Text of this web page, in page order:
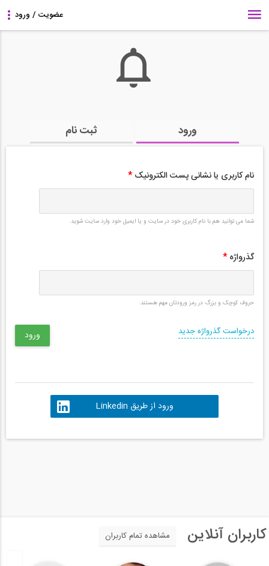
ورود ثبت نام
نام کاربری یا نشانی پست الکترونیک *
شما می توانید هم با نام کاربری خود در سایت و یا ایمیل خود وارد سایت شوید.
گذرواژه *
حروف کوچک و بزرگ در رمز ورودتان مهم هستند.
درخواست گذرواژه جدید
ورود از طریق Linkedin
کاربران آنلاین مشاهده تمام کاربران